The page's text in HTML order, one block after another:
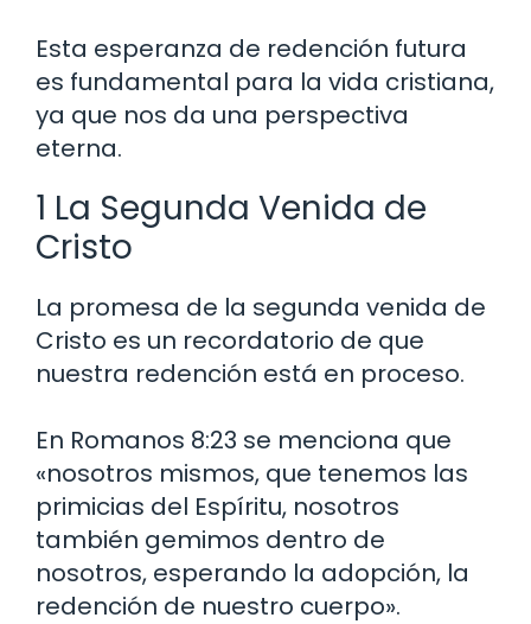
Esta esperanza de redención futura
es fundamental para la vida cristiana,
ya que nos da una perspectiva
eterna.
1 La Segunda Venida de
Cristo
La promesa de la segunda venida de
Cristo es un recordatorio de que
nuestra redención está en proceso.
En Romanos 8:23 se menciona que
«nosotros mismos, que tenemos las
primicias del Espíritu, nosotros
también gemimos dentro de
nosotros, esperando la adopción, la
redención de nuestro cuerpo».